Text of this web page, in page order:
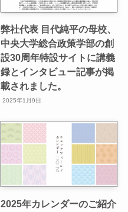
弊社代表 目代純平の母校、
中央大学総合政策学部の創
設30周年特設サイトに講義
録とインタビュー記事が掲
載されました。
2025年1月9日
2025年カレンダーのご紹介